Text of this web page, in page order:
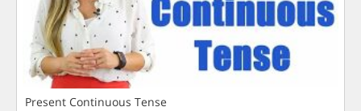
Present Continuous Tense